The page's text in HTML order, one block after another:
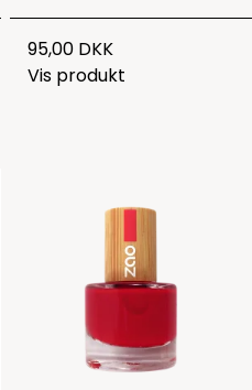
95,00 DKK
Vis produkt